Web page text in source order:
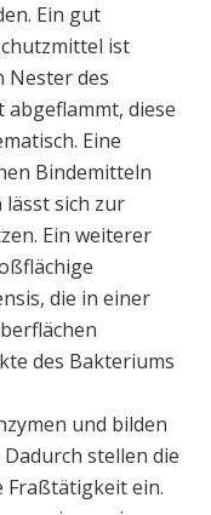
Ein gut
ist
Nester des
diese
Eine
Bindemitteln
lässt sich zur
Ein weiterer
die in einer
des Bakteriums
und bilden
stellen die
Fraßtätigkeit ein.